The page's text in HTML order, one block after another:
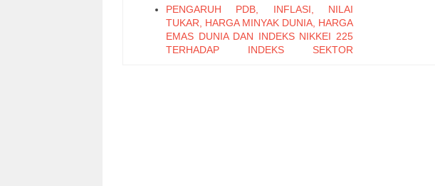
PENGARUH PDB, INFLASI, NILAI
TUKAR, HARGA MINYAK DUNIA, HARGA
EMAS DUNIA DAN INDEKS NIKKEI 225
TERHADAP INDEKS SEKTOR